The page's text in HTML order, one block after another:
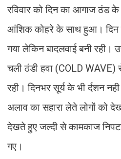
रविवार को दिन का आगाज ठंड के
आंशिक कोहरे के साथ हुआ। दिन
गया लेकिन बादलवाई बनी रही।
चली ठंडी हवा (COLD
रही। दिनभर सूर्य के भी र्दशन
अलाव का सहारा लेते लोगों को
देखते हुए जल्दी से कामकाज
गए।